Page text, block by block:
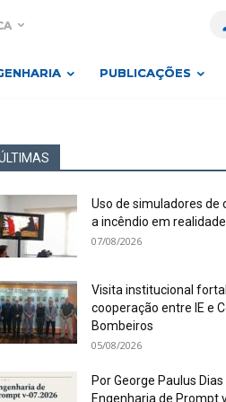
PUBLICAÇÕES
Uso de simuladores de
a incêndio em
07/08/2026
Visita institucional
cooperação entre IE e
Bombeiros
05/08/2026
Por George Paulus Dias
Engenharia de Prompt